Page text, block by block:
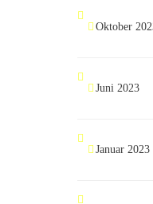
Oktober
Juni 2023
Januar 2023